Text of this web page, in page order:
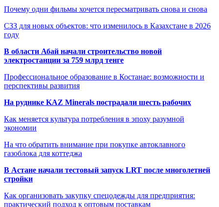
Почему одни фильмы хочется пересматривать снова и снова
СЗЗ для новых объектов: что изменилось в Казахстане в 2026
году
В области Абай начали строительство новой
электростанции за 759 млрд тенге
Профессиональное образование в Костанае: возможности и
перспективы развития
На руднике KAZ Minerals пострадали шесть рабочих
Как меняется культура потребления в эпоху разумной
экономии
На что обратить внимание при покупке автоклавного
газоблока для коттеджа
В Астане начали тестовый запуск LRT после многолетней
стройки
Как организовать закупку спецодежды для предприятия:
практический подход к оптовым поставкам